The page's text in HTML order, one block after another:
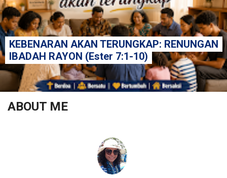
KEBENARAN AKAN TERUNGKAP: RENUNGAN
IBADAH RAYON (Ester 7:1-10)
ABOUT ME